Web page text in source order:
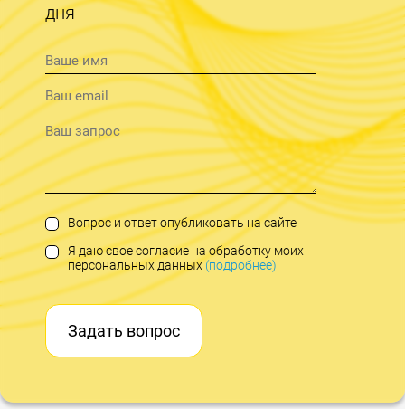
дня
Вопрос и ответ опубликовать на сайте
Я даю свое согласие на обработку моих
персональных данных(подробнее)
Задать вопрос